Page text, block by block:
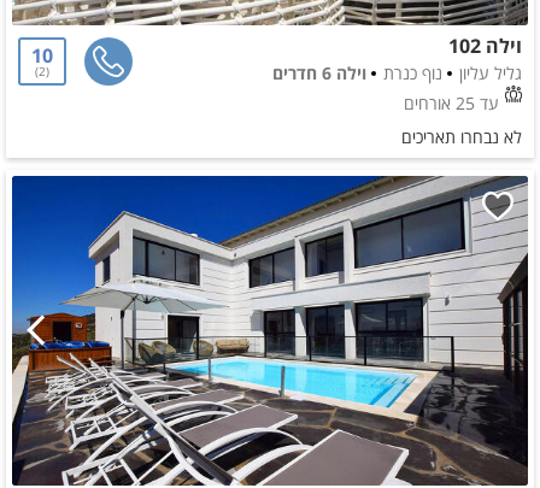
וילה 102
גליל עליון נוף כנרת
וילה 6 חדרים
עד 25 אורחים
10
2
לא נבחרו תאריכים